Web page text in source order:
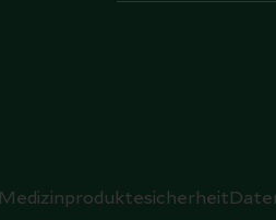
Medizinproduktesicherheit